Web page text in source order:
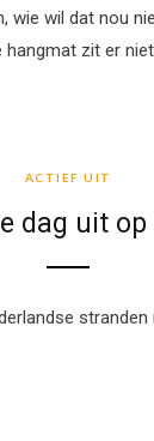
wie wil dat nou
hangmat zit er
ACTIEF UIT
dag uit